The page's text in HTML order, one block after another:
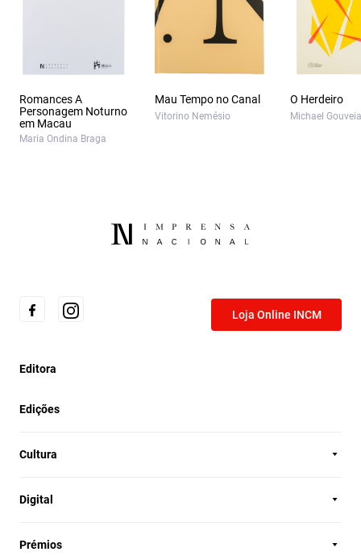
Romances A
Personagem Noturno
em Macau
Maria Ondina Braga
Mau Tempo no Canal
Vitorino Nemésio
O Herdeiro
Michael Gouveia
Loja Online INCM
Editora
Edições
Cultura
Digital
Prémios